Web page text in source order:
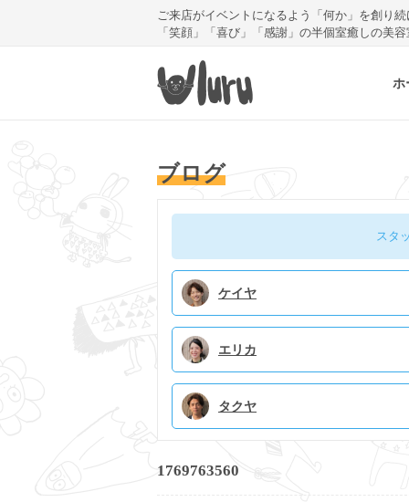
ご来店がイベントになるよう「何か」を創り続
「笑顔」「喜び」「感謝」の半個室癒しの美
ホ
ブログ
スタ
ケイヤ
エリカ
タクヤ
1769763560